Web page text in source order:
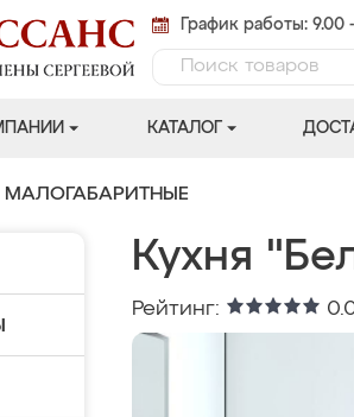
График работы: 9.00
КАТАЛОГ
МАЛОГАБАРИТНЫЕ
Кухня
Рейтинг: